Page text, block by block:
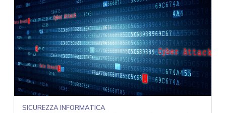
SICUREZZA INFORMATICA